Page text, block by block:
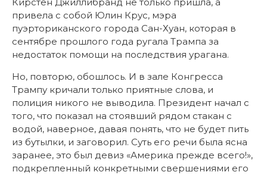
привела с собой Юлин Крус, мэра
пуэрториканского города Сан-Хуан, которая в
сентябре прошлого года ругала Трампа за
недостаток помощи на последствия урагана.
Но, повторю, обошлось. И в зале Конгресса
Трампу кричали только приятные слова, и
полиция никого не выводила. Президент начал с
того, что показал на стоявший рядом стакан с
водой, наверное, давая понять, что не будет пить
из бутылки, и заговорил. Суть его речи была ясна
заранее, это был девиз «Америка прежде всего!»,
подкрепленный конкретными свершениями его